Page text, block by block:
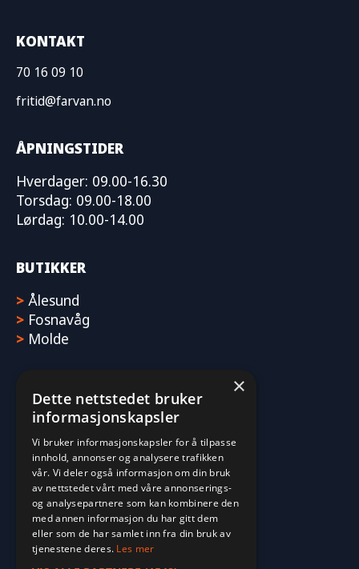
KONTAKT
70 16 09 10
fritid@farvan.no
ÅPNINGSTIDER
Hverdager: 09.00-16.30
Torsdag: 09.00-18.00
Lørdag: 10.00-14.00
BUTIKKER
> Ålesund
> Fosnavåg
> Molde
×
Dette nettstedet bruker
informasjonskapsler
Vi bruker informasjonskapsler for å tilpasse
innhold, annonser og analysere trafikken
vår. Vi deler også informasjon om din bruk
av nettstedet vårt med våre annonserings-
og analysepartnere som kan kombinere den
med annen informasjon du har gitt dem
eller som de har samlet inn fra din bruk av
tjenestene deres. Les mer